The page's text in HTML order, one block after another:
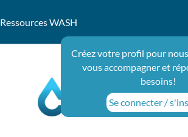
Ressources WASH
Créez votre profil pour
vous accompagner et
besoins!
Se connecter /